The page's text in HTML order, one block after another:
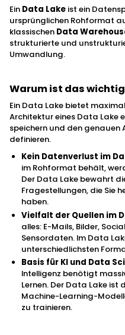
Ein Data Lake ist ein
ursprünglichen Rohformat
klassischen Data
strukturierte und
Umwandlung.
Warum ist das
Ein Data Lake bietet
Architektur eines Data Lake
speichern und den genauen
definieren.
Kein Datenverlust im
im Rohformat behält,
Der Data Lake bewahrt
Fragestellungen, die Sie
haben.
Vielfalt der Quellen im
alles: E-Mails, Bilder,
Sensordaten. Im Data
unterschiedlichsten
Basis für KI und Data
Intelligenz benötigt
Lernen. Der Data Lake
Machine-Learning-
zu trainieren.